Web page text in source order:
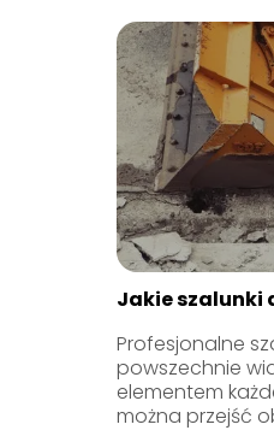
Jakie szalunki
Profesjonalne
powszechnie
elementem
można przejść